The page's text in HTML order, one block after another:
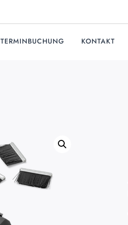
TERMINBUCHUNG KONTAKT